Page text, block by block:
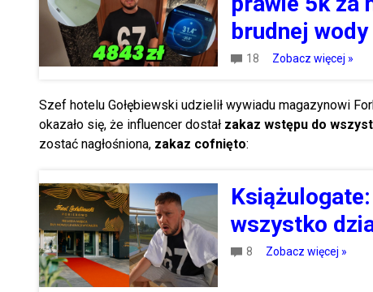
brudnej
18 Zobacz więcej »
Szef hotelu Gołębiewski udzielił wywiadu magazynowi
okazało się, że influencer dostał zakaz wstępu do
zostać nagłośniona, zakaz cofnięto:
wszystko
8 Zobacz więcej »